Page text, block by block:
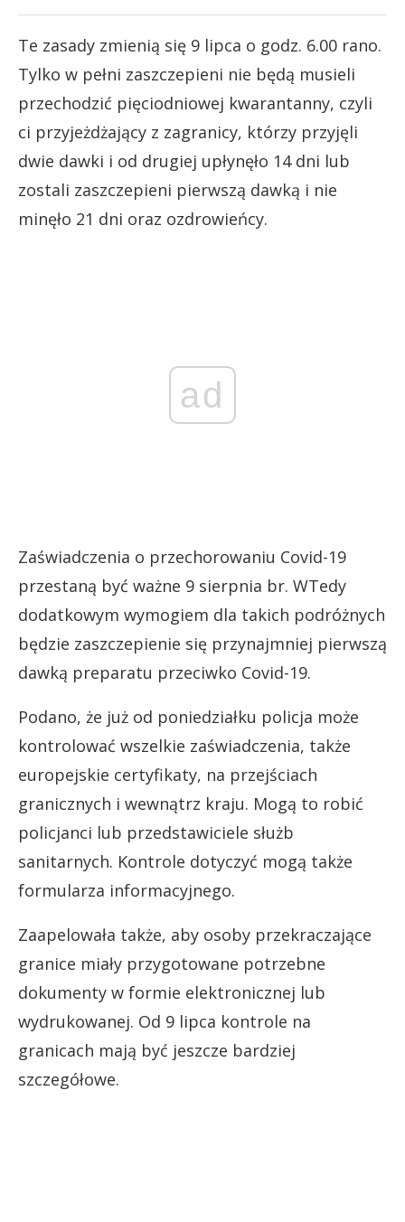
Te zasady zmienią się 9 lipca o godz. 6.00 rano.
Tylko w pełni zaszczepieni nie będą musieli
przechodzić pięciodniowej kwarantanny, czyli
ci przyjeżdżający z zagranicy, którzy przyjęli
dwie dawki i od drugiej upłynęło 14 dni lub
zostali zaszczepieni pierwszą dawką i nie
minęło 21 dni oraz ozdrowieńcy.
ad
Zaświadczenia o przechorowaniu Covid-19
przestaną być ważne 9 sierpnia br. WTedy
dodatkowym wymogiem dla takich podróżnych
będzie zaszczepienie się przynajmniej pierwszą
dawką preparatu przeciwko Covid-19.
Podano, że już od poniedziałku policja może
kontrolować wszelkie zaświadczenia, także
europejskie certyfikaty, na przejściach
granicznych i wewnątrz kraju. Mogą to robić
policjanci lub przedstawiciele służb
sanitarnych. Kontrole dotyczyć mogą także
formularza informacyjnego.
Zaapelowała także, aby osoby przekraczające
granice miały przygotowane potrzebne
dokumenty w formie elektronicznej lub
wydrukowanej. Od 9 lipca kontrole na
granicach mają być jeszcze bardziej
szczegółowe.